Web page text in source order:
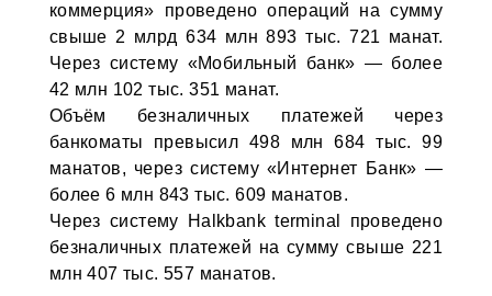
коммерция» проведено операций на сумму
свыше 2 млрд 634 млн 893 тыс. 721 манат.
Через систему «Мобильный банк» — более
42 млн 102 тыс. 351 манат.
Объём безналичных платежей через
банкоматы превысил 498 млн 684 тыс. 99
манатов, через систему «Интернет Банк» —
более 6 млн 843 тыс. 609 манатов.
Через систему Halkbank terminal проведено
безналичных платежей на сумму свыше 221
млн 407 тыс. 557 манатов.